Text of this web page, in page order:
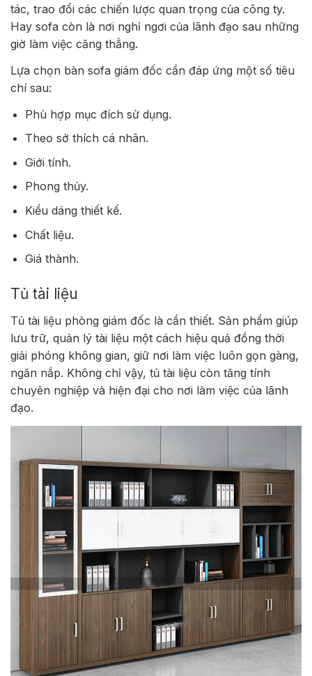
tác, trao đổi các chiến lược quan trọng của công ty.
Hay sofa còn là nơi nghỉ ngơi của lãnh đạo sau những
giờ làm việc căng thẳng.
Lựa chọn bàn sofa giám đốc cần đáp ứng một số tiêu
chí sau:
Phù hợp mục đích sử dụng.
Theo sở thích cá nhân.
Giới tính.
Phong thủy.
Kiểu dáng thiết kế.
Chất liệu.
Giá thành.
Tủ tài liệu
Tủ tài liệu phòng giám đốc là cần thiết. Sản phẩm giúp
lưu trữ, quản lý tài liệu một cách hiệu quả đồng thời
giải phóng không gian, giữ nơi làm việc luôn gọn gàng,
ngăn nắp. Không chỉ vậy, tủ tài liệu còn tăng tính
chuyên nghiệp và hiện đại cho nơi làm việc của lãnh
đạo.